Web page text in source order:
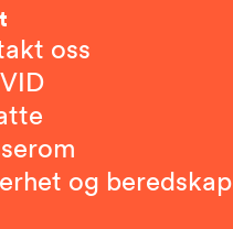
oss
og beredskap